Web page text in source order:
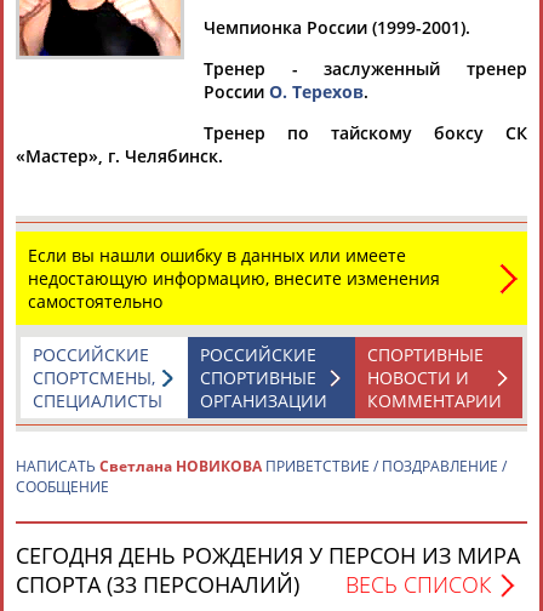
Тамилла
АБАСОВА
Рамазан
АБАЧАРАЕВ
АБАШИДЗЕ
Флюра
АББАТЕ-
БУЛАТОВА
Татьяна
АББЯСОВА
АБДИКАРИМОВААБДРАХМАНОВ
Чемпионка России (1999-2001).
Тренер - заслуженный тренер
России О. Терехов.
Тренер по тайскому боксу СК
«Мастер», г. Челябинск.
Если вы нашли ошибку в данных или имеете
недостающую информацию, внесите изменения
самостоятельно
СПОРТИВНЫЕ
НОВОСТИ И
КОММЕНТАРИИ
РОССИЙСКИЕ
СПОРТИВНЫЕ
ОРГАНИЗАЦИИ
РОССИЙСКИЕ
СПОРТСМЕНЫ,
СПЕЦИАЛИСТЫ
НАПИСАТЬ Светлана НОВИКОВА ПРИВЕТСТВИЕ / ПОЗДРАВЛЕНИЕ /
СООБЩЕНИЕ
СЕГОДНЯ ДЕНЬ РОЖДЕНИЯ У ПЕРСОН ИЗ МИРА
СПОРТА (33 ПЕРСОНАЛИЙ)
ВЕСЬ СПИСОК